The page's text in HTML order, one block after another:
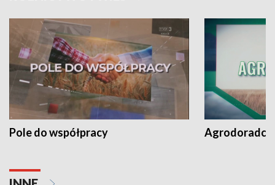
Pole do współpracy Agrodoradcy